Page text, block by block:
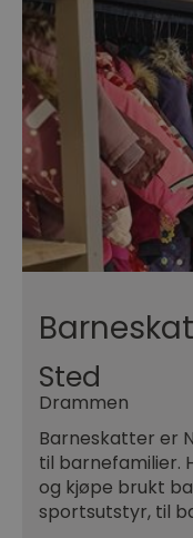
Sted
Drammen
Barneskatter er
til barnefamilier.
og kjøpe brukt
sportsutstyr, til